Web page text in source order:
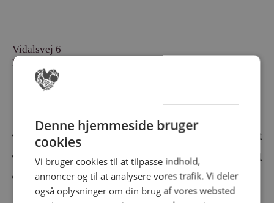
Vidalsvej 6
DK-9230 Svenstrup
Denmark
Cateringmesse Nord
Cateringmesse Midt
Cateringmesse Syd
Cateringmesse Øst
Cateringmesse Thy
Denne hjemmeside bruger
cookies
Vi bruger cookies til at tilpasse indhold,
annoncer og til at analysere vores trafik. Vi deler
også oplysninger om din brug af vores websted